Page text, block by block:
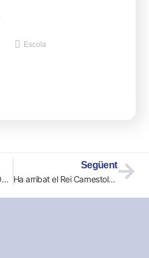
Escola
JORNADA DE PORTES OBERTES!
Següent
Ha arribat el Rei Carnestoltes!